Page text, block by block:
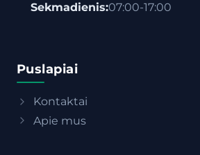
Sekmadienis:07:00-17:00
Puslapiai
Kontaktai
Apie mus